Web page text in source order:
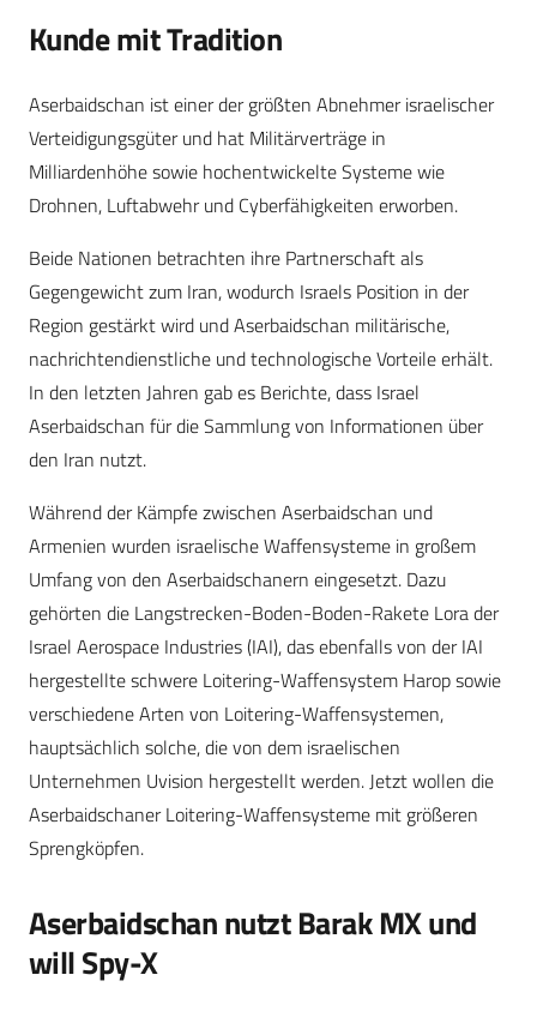
Kunde mit Tradition
Aserbaidschan ist einer der größten Abnehmer israelischer
Verteidigungsgüter und hat Militärverträge in
Milliardenhöhe sowie hochentwickelte Systeme wie
Drohnen, Luftabwehr und Cyberfähigkeiten erworben.
Beide Nationen betrachten ihre Partnerschaft als
Gegengewicht zum Iran, wodurch Israels Position in der
Region gestärkt wird und Aserbaidschan militärische,
nachrichtendienstliche und technologische Vorteile erhält.
In den letzten Jahren gab es Berichte, dass Israel
Aserbaidschan für die Sammlung von Informationen über
den Iran nutzt.
Während der Kämpfe zwischen Aserbaidschan und
Armenien wurden israelische Waffensysteme in großem
Umfang von den Aserbaidschanern eingesetzt. Dazu
gehörten die Langstrecken-Boden-Boden-Rakete Lora der
Israel Aerospace Industries (IAI), das ebenfalls von der IAI
hergestellte schwere Loitering-Waffensystem Harop sowie
verschiedene Arten von Loitering-Waffensystemen,
hauptsächlich solche, die von dem israelischen
Unternehmen Uvision hergestellt werden. Jetzt wollen die
Aserbaidschaner Loitering-Waffensysteme mit größeren
Sprengköpfen.
Aserbaidschan nutzt Barak MX und
will Spy-X